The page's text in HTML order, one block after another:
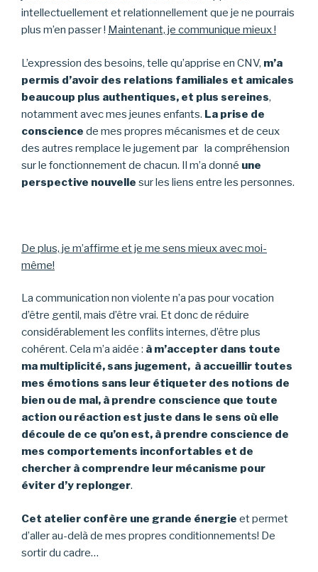
intellectuellement et relationnellement que je ne pourrais
plus m’en passer ! Maintenant, je communique mieux !
L’expression des besoins, telle qu’apprise en CNV, m’a
permis d’avoir des relations familiales et amicales
beaucoup plus authentiques, et plus sereines,
notamment avec mes jeunes enfants. La prise de
conscience de mes propres mécanismes et de ceux
des autres remplace le jugement par la compréhension
sur le fonctionnement de chacun. Il m’a donné une
perspective nouvelle sur les liens entre les personnes.
De plus, je m’affirme et je me sens mieux avec moi-
même!
La communication non violente n’a pas pour vocation
d’être gentil, mais d’être vrai. Et donc de réduire
considérablement les conflits internes, d’être plus
cohérent. Cela m’a aidée : à m’accepter dans toute
ma multiplicité, sans jugement, à accueillir toutes
mes émotions sans leur étiqueter des notions de
bien ou de mal, à prendre conscience que toute
action ou réaction est juste dans le sens où elle
découle de ce qu’on est, à prendre conscience de
mes comportements inconfortables et de
chercher à comprendre leur mécanisme pour
éviter d’y replonger.
Cet atelier confère une grande énergie et permet
d’aller au-delà de mes propres conditionnements! De
sortir du cadre…